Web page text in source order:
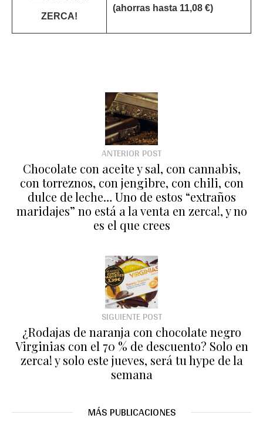
ZERCA!
(ahorras hasta 11,08 €)
ANTERIOR POST
Chocolate con aceite y sal, con cannabis,
con torreznos, con jengibre, con chili, con
dulce de leche… Uno de estos “extraños
maridajes” no está a la venta en zerca!, y no
es el que crees
SIGUIENTE POST
¿Rodajas de naranja con chocolate negro
Virginias con el 70 % de descuento? Solo en
zerca! y solo este jueves, será tu hype de la
semana
MÁS PUBLICACIONES